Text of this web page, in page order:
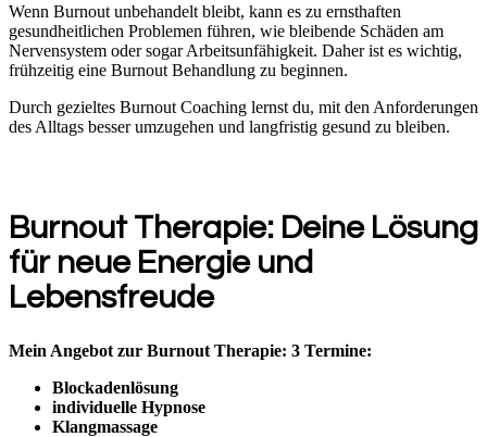
Wenn Burnout unbehandelt bleibt, kann es zu ernsthaften
gesundheitlichen Problemen führen, wie bleibende Schäden am
Nervensystem oder sogar Arbeitsunfähigkeit. Daher ist es wichtig,
frühzeitig eine Burnout Behandlung zu beginnen.
Durch gezieltes Burnout Coaching lernst du, mit den Anforderungen
des Alltags besser umzugehen und langfristig gesund zu bleiben.
Burnout Therapie: Deine Lösung
für neue Energie und
Lebensfreude
Mein Angebot zur Burnout Therapie: 3 Termine:
Blockadenlösung
individuelle Hypnose
Klangmassage